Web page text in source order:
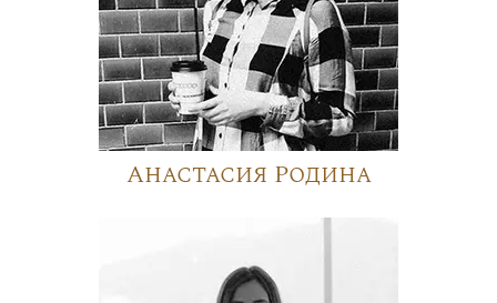
Анастасия Родина